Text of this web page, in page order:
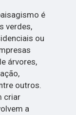
é
verdes,
ou
árvores,
outros.
criar
a